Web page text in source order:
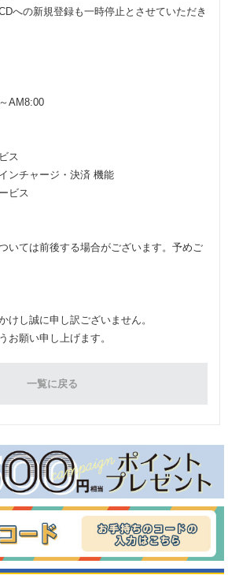
への新規登録も一時停止とさせていただき
AM8:00
ス
ンチャージ・決済 機能
ビス
いては前後する場合がございます。予めご
けし誠に申し訳ございません。
お願い申し上げます。
一覧に戻る